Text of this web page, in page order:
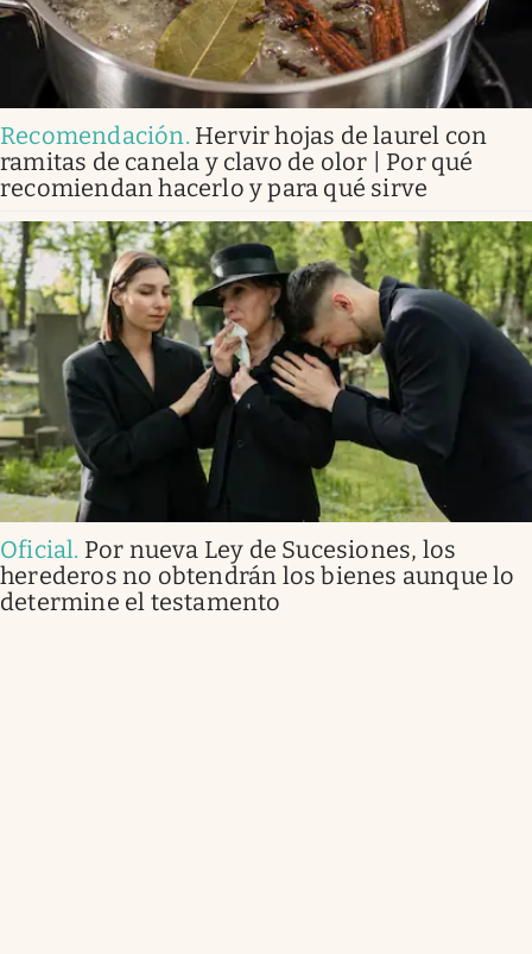
Recomendación. Hervir hojas de laurel con
ramitas de canela y clavo de olor | Por qué
recomiendan hacerlo y para qué sirve
Oficial. Por nueva Ley de Sucesiones, los
herederos no obtendrán los bienes aunque lo
determine el testamento